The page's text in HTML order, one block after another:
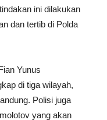
ini dilakukan
dan tertib di Polda
Yunus
di tiga wilayah,
Polisi juga
yang akan